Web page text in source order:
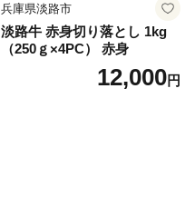
兵庫県淡路市
淡路牛 赤身切り落とし 1kg
（250ｇ×4PC） 赤身
12,000円